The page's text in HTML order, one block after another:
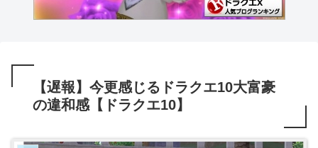
【遅報】今更感じるドラクエ10大富豪
の違和感【ドラクエ10】